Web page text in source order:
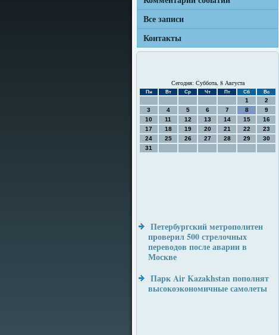
Все записи
Контакты
Сегодня: Суббота, 8 Августа
Пн Вт Ср Чт Пт Сб Вс
1
2
3
4 5 6 7 8
9
10
11 12 13 14 15
16
17
18 19 20 21 22
23
24
25 26 27 28 29
30
31
Петербургский метрополитен
проверил 500 стрелочных
переводов после аварии в
Москве
Парк Air Kazakhstan пополнят
высокоэкономичные самолеты